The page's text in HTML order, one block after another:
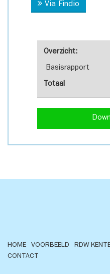
Overzicht:
Basisrapport
Totaal
Via Findio
HOME VOORBEELD RDW
CONTACT